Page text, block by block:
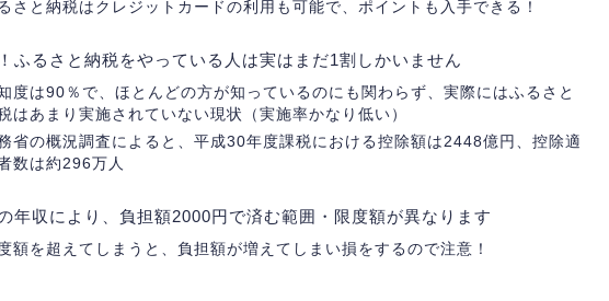
さと納税はクレジットカードの利用も可能で、ポイントも入手できる！
ふるさと納税をやっている人は実はまだ1割しかいません
度は90％で、ほとんどの方が知っているのにも関わらず、実際にはふるさと
はあまり実施されていない現状（実施率かなり低い）
省の概況調査によると、平成30年度課税における控除額は2448億円、控除適
数は約296万人
年収により、負担額2000円で済む範囲・限度額が異なります
額を超えてしまうと、負担額が増えてしまい損をするので注意！